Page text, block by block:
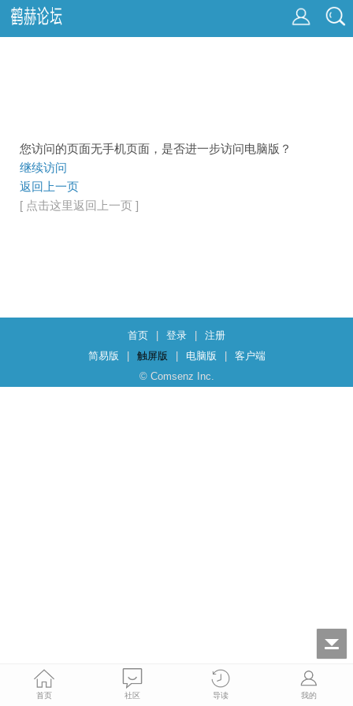
您访问的页面无手机页面，是否进一步访问电脑版？
继续访问
返回上一页
[ 点击这里返回上一页 ]
首页 登录
注册
简易版
触屏版 电脑版
客户端
© Comsenz Inc.
首页 社区 导读 我的